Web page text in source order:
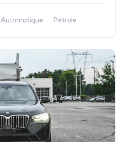
Automatique
Pétrole